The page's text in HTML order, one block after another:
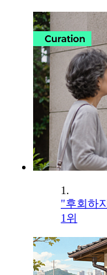
1.
"후회하
1위